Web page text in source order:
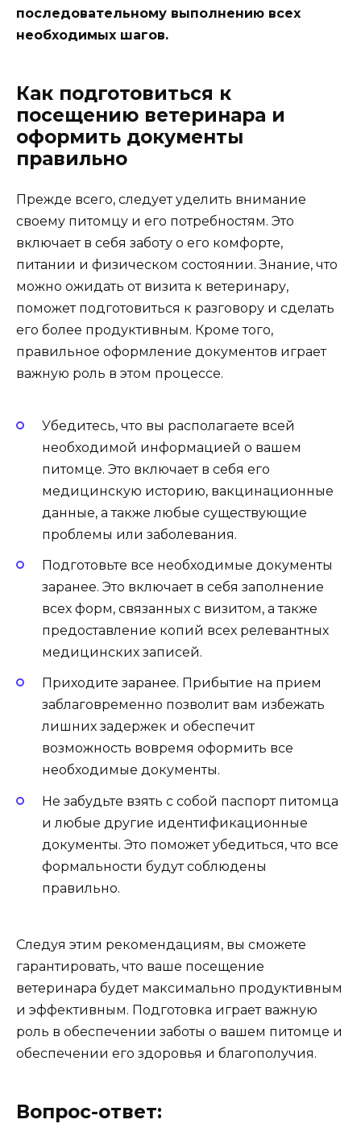
последовательному выполнению всех
необходимых шагов.
Как подготовиться к
посещению ветеринара и
оформить документы
правильно
Прежде всего, следует уделить внимание
своему питомцу и его потребностям. Это
включает в себя заботу о его комфорте,
питании и физическом состоянии. Знание, что
можно ожидать от визита к ветеринару,
поможет подготовиться к разговору и сделать
его более продуктивным. Кроме того,
правильное оформление документов играет
важную роль в этом процессе.
Убедитесь, что вы располагаете всей
необходимой информацией о вашем
питомце. Это включает в себя его
медицинскую историю, вакцинационные
данные, а также любые существующие
проблемы или заболевания.
Подготовьте все необходимые документы
заранее. Это включает в себя заполнение
всех форм, связанных с визитом, а также
предоставление копий всех релевантных
медицинских записей.
Приходите заранее. Прибытие на прием
заблаговременно позволит вам избежать
лишних задержек и обеспечит
возможность вовремя оформить все
необходимые документы.
Не забудьте взять с собой паспорт питомца
и любые другие идентификационные
документы. Это поможет убедиться, что все
формальности будут соблюдены
правильно.
Следуя этим рекомендациям, вы сможете
гарантировать, что ваше посещение
ветеринара будет максимально продуктивным
и эффективным. Подготовка играет важную
роль в обеспечении заботы о вашем питомце и
обеспечении его здоровья и благополучия.
Вопрос-ответ: